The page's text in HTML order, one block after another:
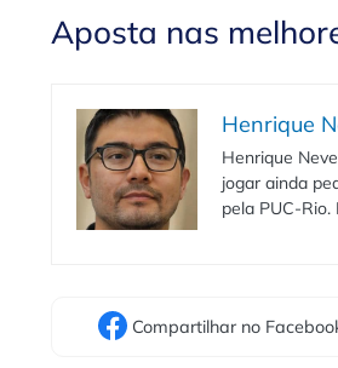
Aposta nas
Henrique
Henrique
jogar ainda
pela PUC-Rio.
Compartilhar no